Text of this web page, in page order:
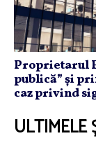
Proprietarul
publică” și
caz privind
ULTIMELE